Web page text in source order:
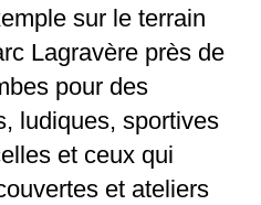
sur le terrain
Lagravère près de
pour des
ludiques, sportives
et ceux qui
et ateliers